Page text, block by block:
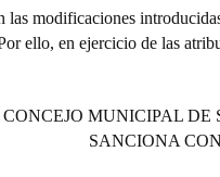
modificaciones
ello, en ejercicio de las
CONCEJO MUNICIPAL
SANCIONA